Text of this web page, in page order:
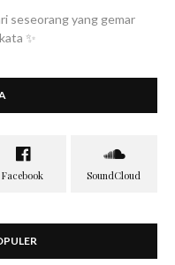
seseorang yang gemar
✨